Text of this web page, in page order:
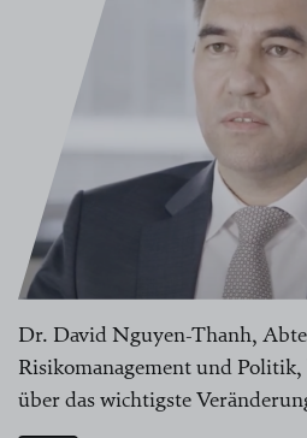
Dr. David Nguyen-Thanh,
Risikomanagement und
über das wichtigste